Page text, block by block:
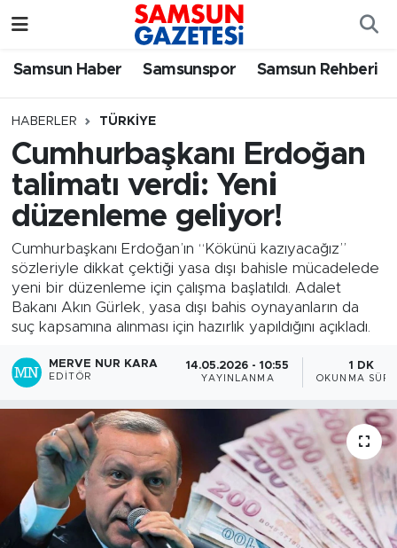
Samsun Haber Samsunspor Samsun Rehberi
HABERLER TÜRKIYE
Cumhurbaşkanı Erdoğan
talimatı verdi: Yeni
düzenleme geliyor!
Cumhurbaşkanı Erdoğan’ın “Kökünü kazıyacağız”
sözleriyle dikkat çektiği yasa dışı bahisle mücadelede
yeni bir düzenleme için çalışma başlatıldı. Adalet
Bakanı Akın Gürlek, yasa dışı bahis oynayanların da
suç kapsamına alınması için hazırlık yapıldığını açıkladı.
MERVE NUR KARA
EDITÖR
14.05.2026 - 10:55
YAYINLANMA
1 DK
OKUNMA
Samsun Haber
Samsunspor
Samsun Rehberi
Resmi İlanlar
Samsun Nöbetçi Eczaneler
Samsun Hava Durumu
SAMSUN Namaz Vakitleri
Samsun Trafik Yoğunluk Haritası
Süper Lig Puan Durumu ve Fikstür
Tüm Manşetler
Son Dakika Haberleri
Haber Arşivi